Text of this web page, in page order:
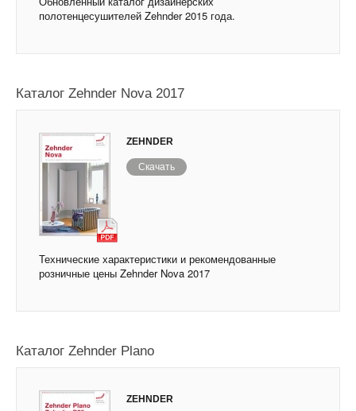
полотенцесушителей Zehnder 2015 года.
Каталог Zehnder Nova 2017
ZEHNDER
Скачать
Технические характеристики и рекомендованные
розничные цены Zehnder Nova 2017
Каталог Zehnder Plano
ZEHNDER